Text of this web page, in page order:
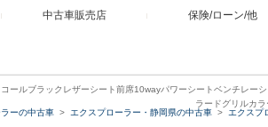
中古車販売店 保険/ローン/他
ルブラックレザーシート前席10wayパワーシートベンチレー
ラードグリルカ
ーの中古車 エクスプローラー・静岡県の中古車
エクスプ